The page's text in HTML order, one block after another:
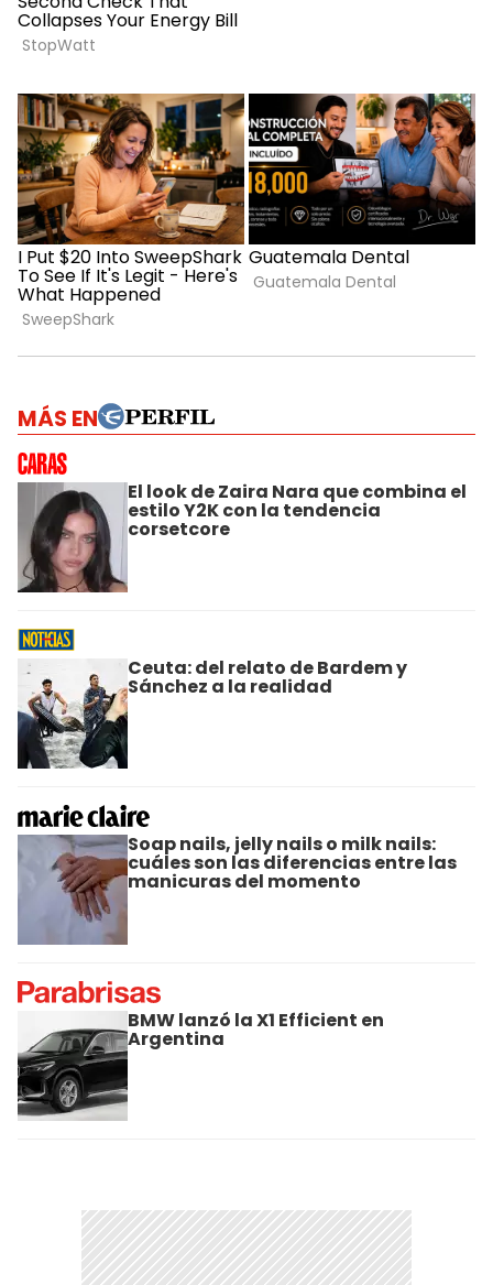
MÁS EN
El look de Zaira Nara que combina el
estilo Y2K con la tendencia
corsetcore
Ceuta: del relato de Bardem y
Sánchez a la realidad
Soap nails, jelly nails o milk nails:
cuáles son las diferencias entre las
manicuras del momento
BMW lanzó la X1 Efficient en
Argentina